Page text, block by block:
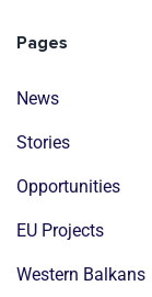
Pages
News
Stories
Opportunities
EU Projects
Western Balkans